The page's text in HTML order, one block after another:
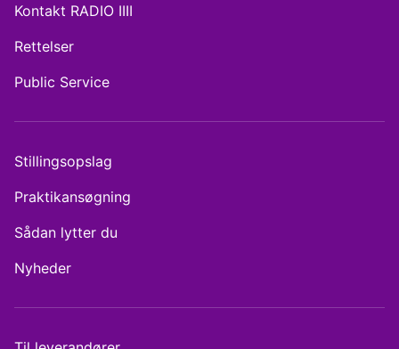
Kontakt RADIO IIII
Rettelser
Public Service
Stillingsopslag
Praktikansøgning
Sådan lytter du
Nyheder